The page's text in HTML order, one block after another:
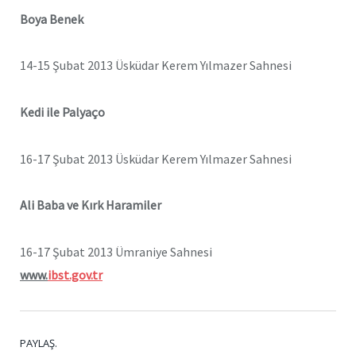
Boya Benek
14-15 Şubat 2013 Üsküdar Kerem Yılmazer Sahnesi
Kedi ile Palyaço
16-17 Şubat 2013 Üsküdar Kerem Yılmazer Sahnesi
Ali Baba ve Kırk Haramiler
16-17 Şubat 2013 Ümraniye Sahnesi
www.ibst.gov.tr
PAYLAŞ.